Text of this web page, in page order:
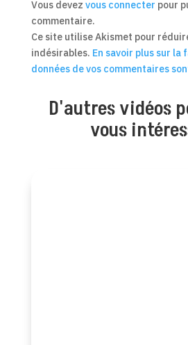
Vous devez vous connecter pour
commentaire.
Ce site utilise Akismet pour
indésirables. En savoir plus sur la
données de vos commentaires
D'autres vidéos
vous